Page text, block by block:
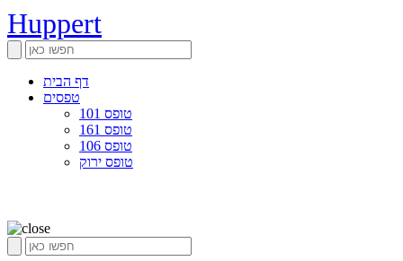
Huppert
דף הבית
טפסים
טופס 101
טופס 161
טופס 106
טופס ירוק